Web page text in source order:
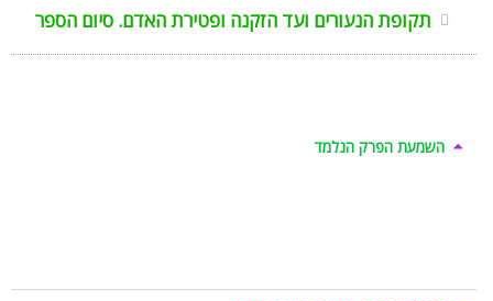
תקופת הנעורים ועד הזקנה ופטירת האדם. סיום הספר
השמעת הפרק הנלמד